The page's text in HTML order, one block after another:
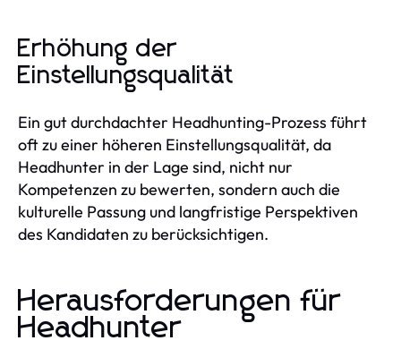
Erhöhung der
Einstellungsqualität
Ein gut durchdachter Headhunting-Prozess führt
oft zu einer höheren Einstellungsqualität, da
Headhunter in der Lage sind, nicht nur
Kompetenzen zu bewerten, sondern auch die
kulturelle Passung und langfristige Perspektiven
des Kandidaten zu berücksichtigen.
Herausforderungen für
Headhunter